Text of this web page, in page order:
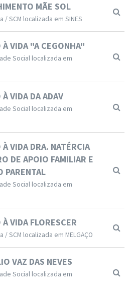
MÃE SOL
/ SCM localizada em SINES
VIDA "A CEGONHA"
Social localizada em
VIDA DA ADAV
Social localizada em
VIDA DRA. NATÉRCIA
DE APOIO FAMILIAR E
PARENTAL
Social localizada em
VIDA FLORESCER
SCM localizada em MELGAÇO
VAZ DAS NEVES
Social localizada em